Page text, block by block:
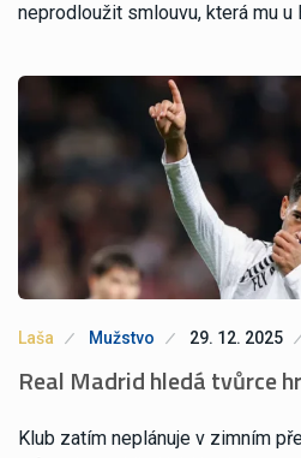
neprodloužit smlouvu, která mu u
Laša Mužstvo 29. 12. 2025
Real Madrid hledá tvůrce
Klub zatím neplánuje v zimním